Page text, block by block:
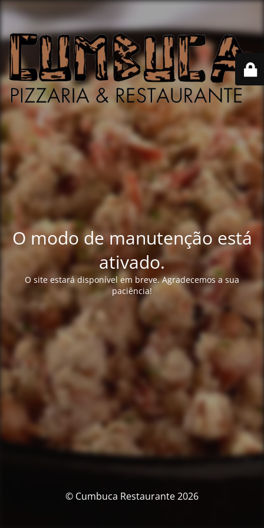
O modo de manutenção está
ativado.
O site estará disponível em breve. Agradecemos a sua
paciência!
© Cumbuca Restaurante 2026